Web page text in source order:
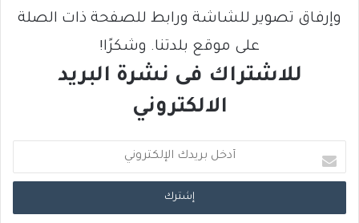
وإرفاق تصوير للشاشة ورابط للصفحة ذات الصلة
على موقع بلدتنا. وشكرًا!
للاشتراك فى نشرة البريد
الالكتروني
د
خ